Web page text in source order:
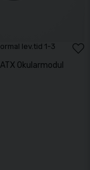
lev.tid 1-3
Okularmodul